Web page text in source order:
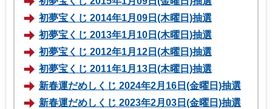
初夢宝くじ 2014年1月09日(木曜日)抽選
初夢宝くじ 2013年1月10日(木曜日)抽選
初夢宝くじ 2012年1月12日(木曜日)抽選
初夢宝くじ 2011年1月13日(木曜日)抽選
新春運だめしくじ 2024年2月16日(金曜日)抽選
新春運だめしくじ 2023年2月03日(金曜日)抽選